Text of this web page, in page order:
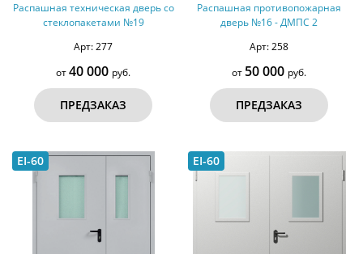
Распашная техническая дверь со
стеклопакетами №19
Арт: 277
от40 000 руб.
ПРЕДЗАКАЗ
Распашная противопожарная
дверь №16 - ДМПС 2
Арт: 258
от 50 000 руб.
ПРЕДЗАКАЗ
EI-60 EI-60